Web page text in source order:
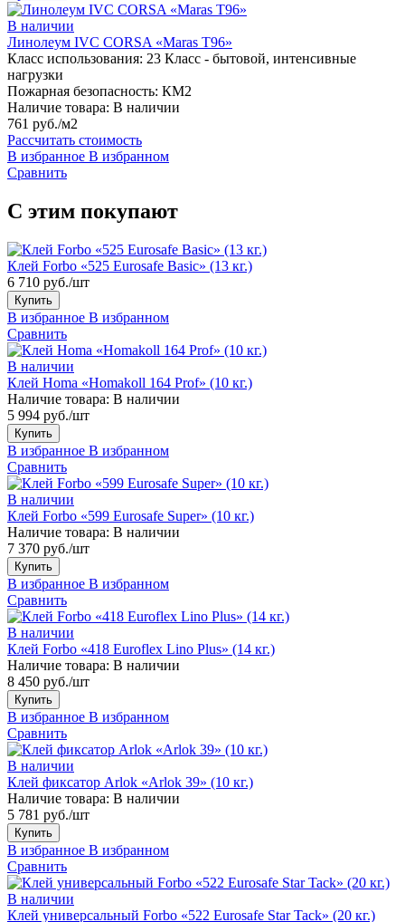
В наличии
Линолеум IVC CORSA «Maras T96»
Класс использования: 23 Класс - бытовой, интенсивные
нагрузки
Пожарная безопасность: КМ2
Наличие товара: В наличии
761 руб./м2
Рассчитать стоимость
В избранное В избранном
Сравнить
С этим покупают
Клей Forbo «525 Eurosafe Basic» (13 кг.)
6 710 руб./шт
Купить
В избранное В избранном
Сравнить
В наличии
Клей Homa «Homakoll 164 Prof» (10 кг.)
Наличие товара: В наличии
5 994 руб./шт
Купить
В избранное В избранном
Сравнить
В наличии
Клей Forbo «599 Eurosafe Super» (10 кг.)
Наличие товара: В наличии
7 370 руб./шт
Купить
В избранное В избранном
Сравнить
В наличии
Клей Forbo «418 Euroflex Lino Plus» (14 кг.)
Наличие товара: В наличии
8 450 руб./шт
Купить
В избранное В избранном
Сравнить
В наличии
Клей фиксатор Arlok «Arlok 39» (10 кг.)
Наличие товара: В наличии
5 781 руб./шт
Купить
В избранное В избранном
Сравнить
В наличии
Клей универсальный Forbo «522 Eurosafe Star Tack» (20 кг.)